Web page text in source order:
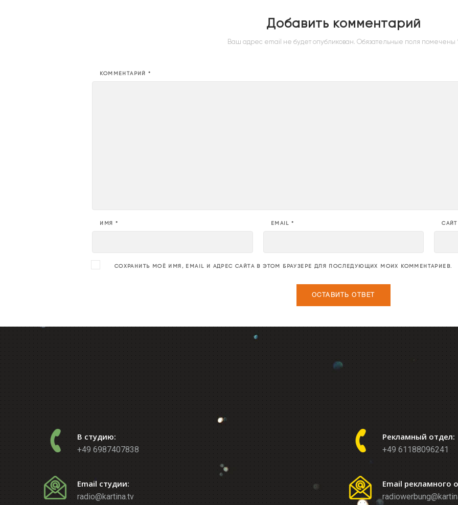
Добавить комментарий
Ваш адрес email не будет опубликован. Обязательные поля помечены
КОММЕНТАРИЙ*
ИМЯ * EMAIL* САЙТ
СОХРАНИТЬ МОЁ ИМЯ, EMAIL И АДРЕС САЙТА В ЭТОМ БРАУЗЕРЕ ДЛЯ ПОСЛЕДУЮЩИХ МОИХ КОММЕНТАРИЕВ.
В студию:
+49 6987407838
Email студии:
radio@kartina.tv
Рекламный отдел:
+49 61188096241
Email рекламного